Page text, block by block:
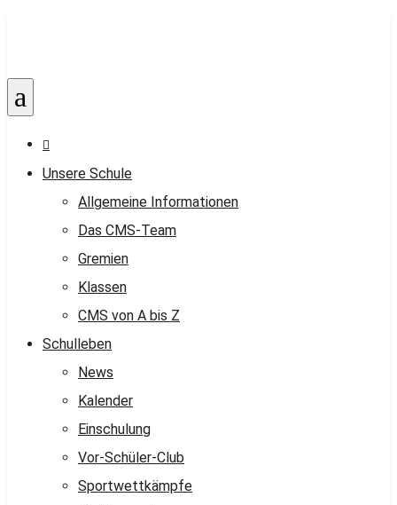
a

Unsere Schule
Allgemeine Informationen
Das CMS-Team
Gremien
Klassen
CMS von A bis Z
Schulleben
News
Kalender
Einschulung
Vor-Schüler-Club
Sportwettkämpfe